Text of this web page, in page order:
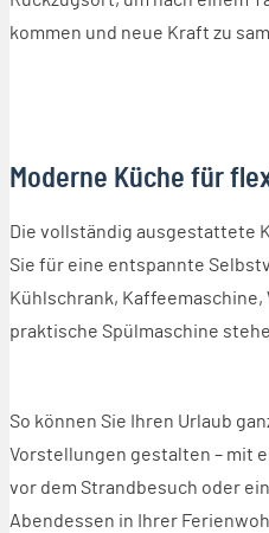
kommen und neue Kraft zu
Moderne Küche für
Die vollständig ausgestattete
Sie für eine entspannte
Kühlschrank,
praktische Spülmaschine
So können Sie Ihren Urlaub
Vorstellungen gestalten – mit
vor dem Strandbesuch oder
Abendessen in Ihrer